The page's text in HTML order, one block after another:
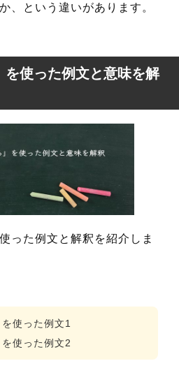
、という違いがあります。
を使った例文と意味を解
った例文と解釈を紹介しま
を使った例文1
を使った例文2